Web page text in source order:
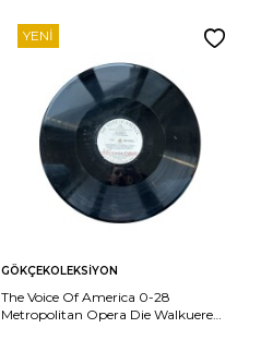
YENI
Sepete
Ekle
GÖKÇEKOLEKSIYON
The Voice Of America 0-28
Metropolitan Opera Die Walkuere